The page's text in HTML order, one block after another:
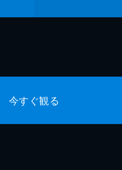
今すぐ観る